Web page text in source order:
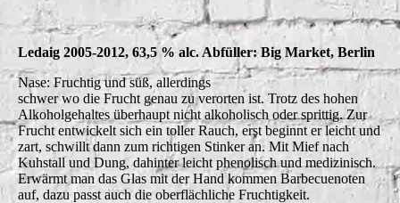
Ledaig 2005-2012, 63,5 % alc. Abfüller: Big Market, Berlin
Nase: Fruchtig und süß, allerdings
schwer wo die Frucht genau zu verorten ist. Trotz des hohen
Alkoholgehaltes überhaupt nicht alkoholisch oder sprittig. Zur
Frucht entwickelt sich ein toller Rauch, erst beginnt er leicht und
zart, schwillt dann zum richtigen Stinker an. Mit Mief nach
Kuhstall und Dung, dahinter leicht phenolisch und medizinisch.
Erwärmt man das Glas mit der Hand kommen Barbecuenoten
auf, dazu passt auch die oberflächliche Fruchtigkeit.